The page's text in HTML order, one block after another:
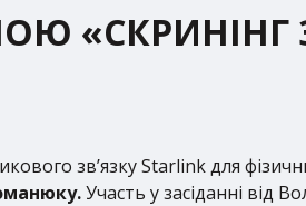
«СКРИНІНГ
зв’язку Starlink для
Участь у засіданні від